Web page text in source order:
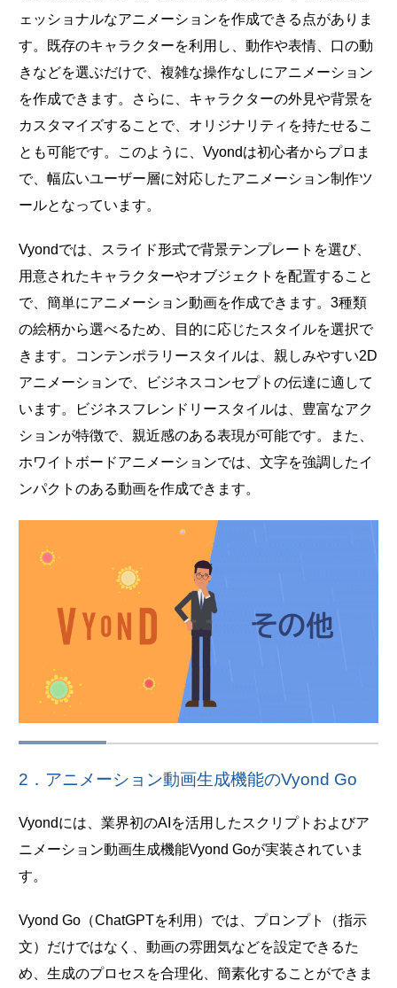
ェッショナルなアニメーションを作成できる点がありま
す。既存のキャラクターを利用し、動作や表情、口の動
きなどを選ぶだけで、複雑な操作なしにアニメーション
を作成できます。さらに、キャラクターの外見や背景を
カスタマイズすることで、オリジナリティを持たせるこ
とも可能です。このように、Vyondは初心者からプロま
で、幅広いユーザー層に対応したアニメーション制作ツ
ールとなっています。
Vyondでは、スライド形式で背景テンプレートを選び、
用意されたキャラクターやオブジェクトを配置すること
で、簡単にアニメーション動画を作成できます。3種類
の絵柄から選べるため、目的に応じたスタイルを選択で
きます。コンテンポラリースタイルは、親しみやすい2D
アニメーションで、ビジネスコンセプトの伝達に適して
います。ビジネスフレンドリースタイルは、豊富なアク
ションが特徴で、親近感のある表現が可能です。また、
ホワイトボードアニメーションでは、文字を強調したイ
ンパクトのある動画を作成できます。
2．アニメーション動画生成機能のVyond Go
Vyondには、業界初のAIを活用したスクリプトおよびア
ニメーション動画生成機能Vyond Goが実装されていま
す。
Vyond Go（ChatGPTを利用）では、プロンプト（指示
文）だけではなく、動画の雰囲気などを設定できるた
め、生成のプロセスを合理化、簡素化することができま